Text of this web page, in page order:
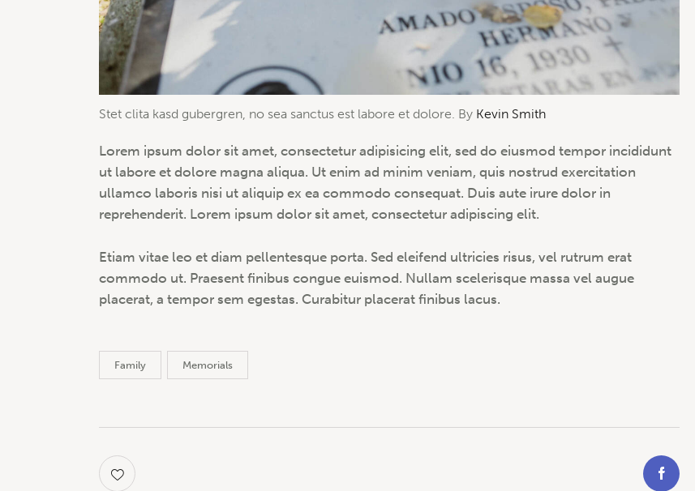
Stet clita kasd gubergren, no sea sanctus est labore et dolore. By Kevin Smith
Lorem ipsum dolor sit amet, consectetur adipisicing elit, sed do eiusmod tempor incididunt
ut labore et dolore magna aliqua. Ut enim ad minim veniam, quis nostrud exercitation
ullamco laboris nisi ut aliquip ex ea commodo consequat. Duis aute irure dolor in
reprehenderit. Lorem ipsum dolor sit amet, consectetur adipiscing elit.
Etiam vitae leo et diam pellentesque porta. Sed eleifend ultricies risus, vel rutrum erat
commodo ut. Praesent finibus congue euismod. Nullam scelerisque massa vel augue
placerat, a tempor sem egestas. Curabitur placerat finibus lacus.
Family Memorials